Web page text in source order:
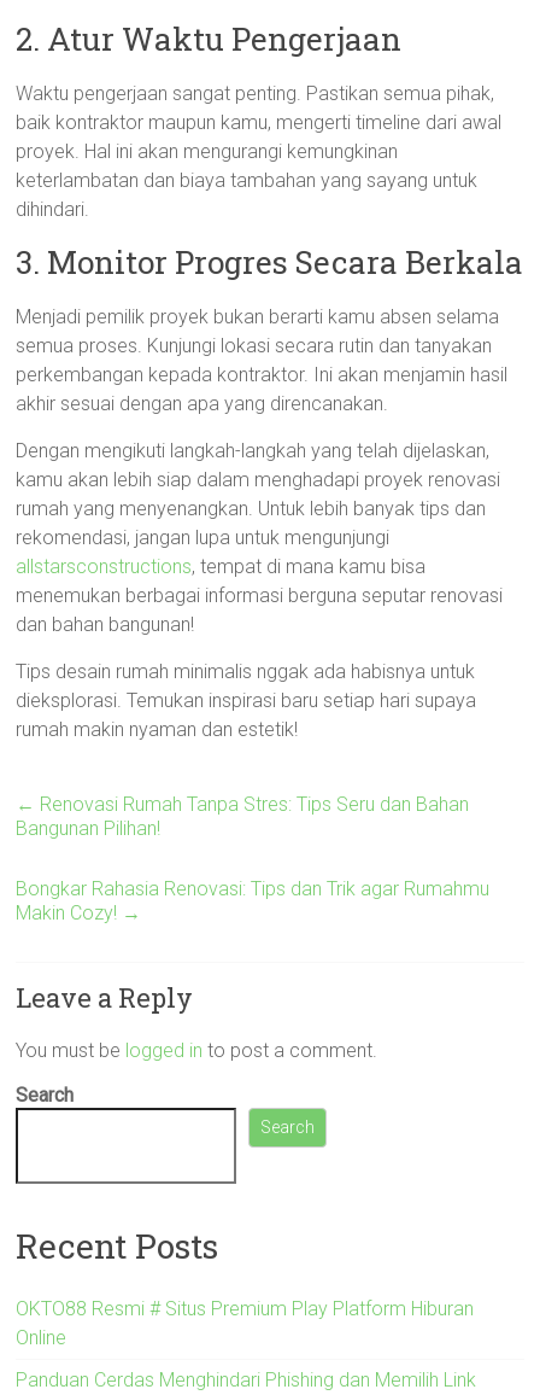
2. Atur Waktu Pengerjaan
Waktu pengerjaan sangat penting. Pastikan semua pihak,
baik kontraktor maupun kamu, mengerti timeline dari awal
proyek. Hal ini akan mengurangi kemungkinan
keterlambatan dan biaya tambahan yang sayang untuk
dihindari.
3. Monitor Progres Secara Berkala
Menjadi pemilik proyek bukan berarti kamu absen selama
semua proses. Kunjungi lokasi secara rutin dan tanyakan
perkembangan kepada kontraktor. Ini akan menjamin hasil
akhir sesuai dengan apa yang direncanakan.
Dengan mengikuti langkah-langkah yang telah dijelaskan,
kamu akan lebih siap dalam menghadapi proyek renovasi
rumah yang menyenangkan. Untuk lebih banyak tips dan
rekomendasi, jangan lupa untuk mengunjungi
allstarsconstructions, tempat di mana kamu bisa
menemukan berbagai informasi berguna seputar renovasi
dan bahan bangunan!
Tips desain rumah minimalis nggak ada habisnya untuk
dieksplorasi. Temukan inspirasi baru setiap hari supaya
rumah makin nyaman dan estetik!
← Renovasi Rumah Tanpa Stres: Tips Seru dan Bahan
Bangunan Pilihan!
Bongkar Rahasia Renovasi: Tips dan Trik agar Rumahmu
Makin Cozy! →
Leave a Reply
You must be logged in to post a comment.
Search
Search
Recent Posts
OKTO88 Resmi # Situs Premium Play Platform Hiburan
Online
Panduan Cerdas Menghindari Phishing dan Memilih Link